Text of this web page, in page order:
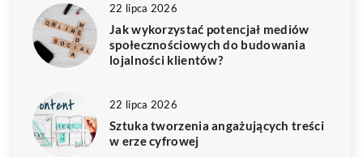
22 lipca 2026
Jak wykorzystać potencjał mediów
społecznościowych do budowania
lojalności klientów?
22 lipca 2026
Sztuka tworzenia angażujących treści
w erze cyfrowej